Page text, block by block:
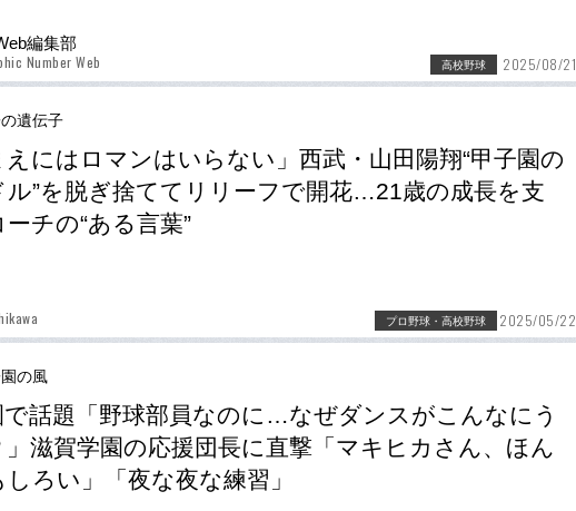
編集部
Number Web 高校野球 2025/08/21
遺伝子
えにはロマンはいらない」西武・山田陽翔“甲子園の
ル”を脱ぎ捨ててリリーフで開花…21歳の成長を支
ーチの“ある言葉”
プロ野球・高校野球 2025/05/22
の風
で話題「野球部員なのに…なぜダンスがこんなにう
」滋賀学園の応援団長に直撃「マキヒカさん、ほん
しろい」「夜な夜な練習」